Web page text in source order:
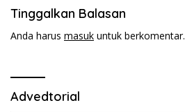
Tinggalkan Balasan
Anda harus masuk untuk berkomentar.
Advedtorial